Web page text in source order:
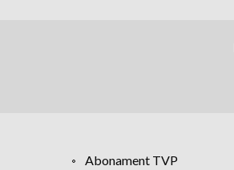
Abonament TVP